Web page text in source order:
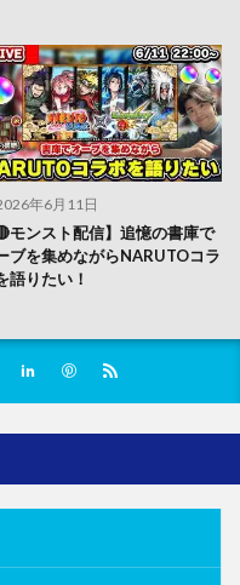
年6月11日
モンスト配信】追憶の書庫で
ブを集めながらNARUTOコラ
語りたい！